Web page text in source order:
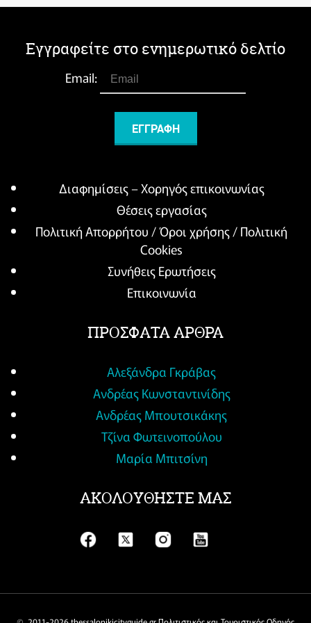
Εγγραφείτε στο ενημερωτικό δελτίο
Email:
Διαφημίσεις – Χορηγός επικοινωνίας
Θέσεις εργασίας
Πολιτική Απορρήτου / Όροι χρήσης / Πολιτική
Cookies
Συνήθεις Ερωτήσεις
Επικοινωνία
ΠΡΟΣΦΑΤΑ ΑΡΘΡΑ
Αλεξάνδρα Γκράβας
Ανδρέας Κωνσταντινίδης
Ανδρέας Μπουτσικάκης
Τζίνα Φωτεινοπούλου
Μαρία Μπιτσίνη
ΑΚΟΛΟΥΘΗΣΤΕ ΜΑΣ